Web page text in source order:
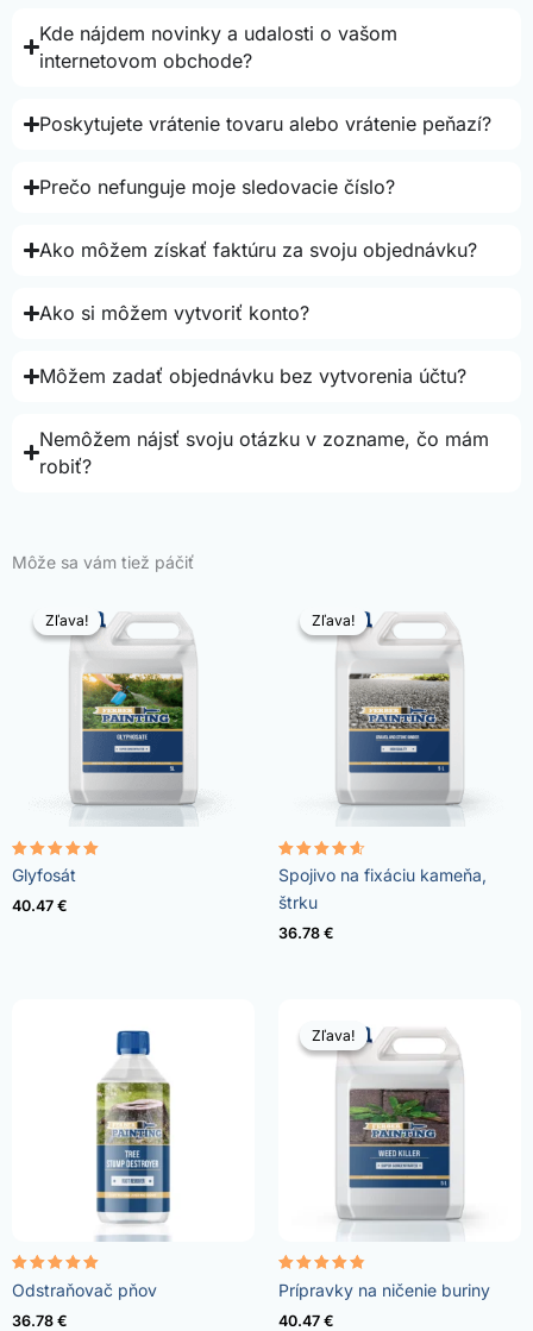
Kde nájdem novinky a udalosti o vašom
internetovom obchode?
Poskytujete vrátenie tovaru alebo vrátenie peňazí?
Prečo nefunguje moje sledovacie číslo?
Ako môžem získať faktúru za svoju objednávku?
Ako si môžem vytvoriť konto?
Môžem zadať objednávku bez vytvorenia účtu?
Nemôžem nájsť svoju otázku v zozname, čo mám
robiť?
Môže sa vám tiež páčiť
Zľava!
Zľava!
Hodnotenie
4.96
z 5
Glyfosát
40.47 €
Zľava!
Zľava!
Hodnotenie
4.57
z 5
Spojivo na fixáciu kameňa,
štrku
36.78 €
Hodnotenie
5.00
z 5
Odstraňovač pňov
36.78 €
Zľava!
Zľava!
Hodnotenie
4.73
z 5
Prípravky na ničenie buriny
40.47 €